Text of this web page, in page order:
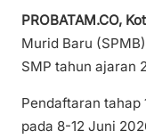
PROBATAM.CO,
Murid Baru
SMP tahun ajaran
Pendaftaran tahap
pada 8-12 Juni